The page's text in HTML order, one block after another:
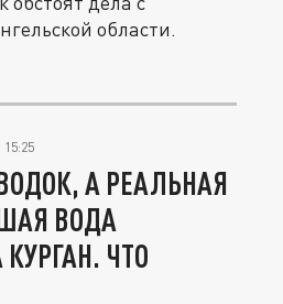
области.
А РЕАЛЬНАЯ
ВОДА
ЧТО